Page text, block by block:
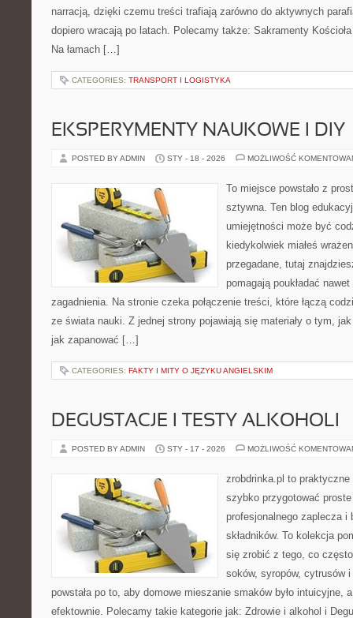
narracją, dzięki czemu treści trafiają zarówno do aktywnych
dopiero wracają po latach. Polecamy także: Sakramenty
Na łamach […]
CATEGORIES: TRANSPORT I LOGISTYKA
EKSPERYMENTY NAUKOWE I DIY
POSTED BY ADMIN STY - 18 - 2026 MOŻLIWOŚĆ
To miejsce powstało z
sztywna. Ten blog
umiejętności może być
kiedykolwiek miałeś
przegadane, tutaj
pomagają poukładać
zagadnienia. Na stronie czeka połączenie treści, które łączą
ze świata nauki. Z jednej strony pojawiają się materiały o tym,
jak zapanować […]
CATEGORIES: FAKTY I MITY O JĘZYKU ANGIELSKIM
DEGUSTACJE I TESTY ALKOHOLI
POSTED BY ADMIN STY - 17 - 2026 MOŻLIWOŚĆ
zrobdrinka.pl to
szybko przygotować
profesjonalnego zaplecza i
składników. To kolekcja
się zrobić z tego, co
soków, syropów, cytrusów
powstała po to, aby domowe mieszanie smaków było intuicyjne,
efektownie. Polecamy takie kategorie jak: Zdrowie i alkohol i